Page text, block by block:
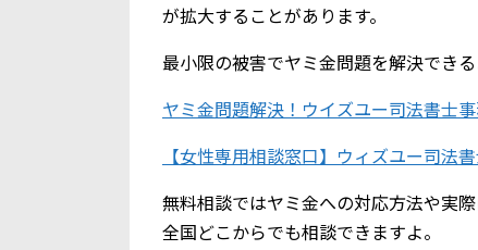
が拡大することがあります。
最小限の被害でヤミ金問題を解決でき
ヤミ金問題解決！ウイズユー司法書士
【女性専用相談窓口】ウィズユー司法
無料相談ではヤミ金への対応方法や実
全国どこからでも相談できますよ。